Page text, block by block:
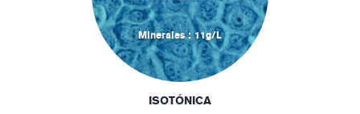
Minerales : 11g/L
ISOTÓNICA